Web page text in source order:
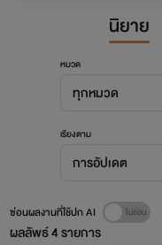
นิยาย
หมวด
ทุกหมวด
เรียงตาม
การอัปเดต
ผลลัพธ์4รายการ
ซ่อนผลงานที่ใช้ปก AI